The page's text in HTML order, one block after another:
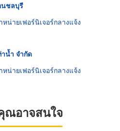
ชลบุรี
หน่ายเฟอร์นิเจอร์กลางแจ้ง
น้ำ จำกัด
หน่ายเฟอร์นิเจอร์กลางแจ้ง
ณอาจสนใจ